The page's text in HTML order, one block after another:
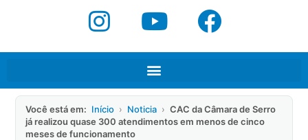
Você está em: Início › Noticia › CAC da Câmara de Serro
já realizou quase 300 atendimentos em menos de cinco
meses de funcionamento